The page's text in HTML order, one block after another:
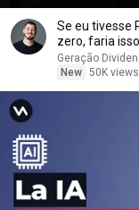
Se eu tivesse
zero, faria
Geração
New 50K views